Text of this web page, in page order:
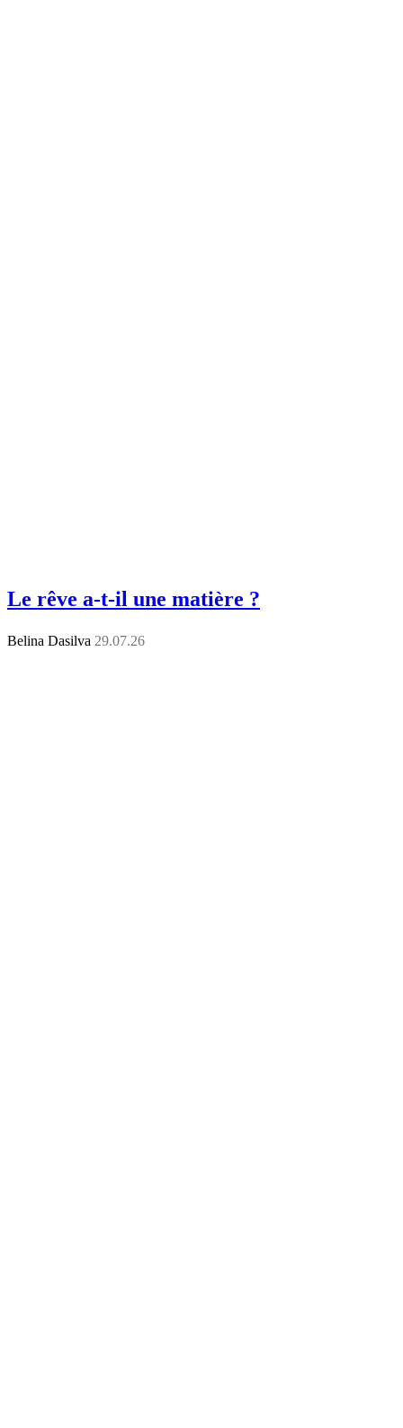
Le rêve a-t-il une matière ?
Belina Dasilva 29.07.26